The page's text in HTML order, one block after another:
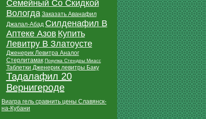
Семейный Со Скидкой
Вологда Заказать Аванафил
Джалал-Абад Силденафил В
Аптеке Азов Купить
Левитру В Златоусте
Дженерик Левитра Аналог
Стерлитамак Покупка Стендры Миасс
Таблетки Дженерик левитры Баку
Тадалафил 20
Вернигероде
Виагра гель сравнить цены Славянск-
на-Кубани